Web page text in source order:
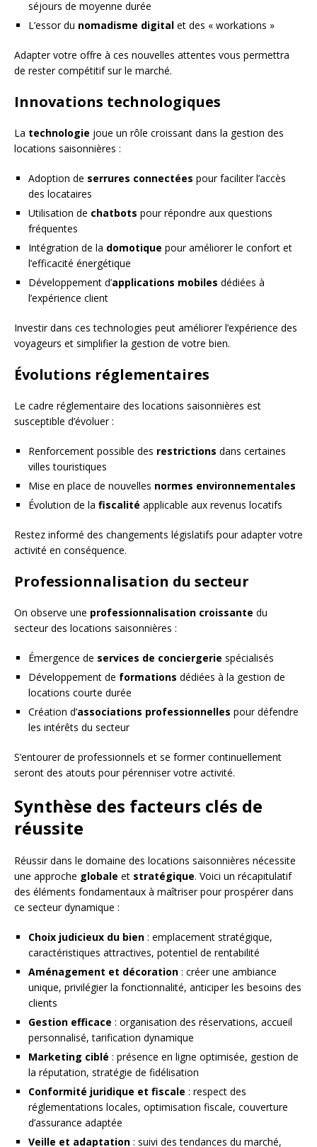
séjours de moyenne durée
L’essor du nomadisme digital et des « workations »
Adapter votre offre à ces nouvelles attentes vous permettra
de rester compétitif sur le marché.
Innovations technologiques
La technologie joue un rôle croissant dans la gestion des
locations saisonnières :
Adoption de serrures connectées pour faciliter l’accès
des locataires
Utilisation de chatbots pour répondre aux questions
fréquentes
Intégration de la domotique pour améliorer le confort et
l’efficacité énergétique
Développement d’applications mobiles dédiées à
l’expérience client
Investir dans ces technologies peut améliorer l’expérience des
voyageurs et simplifier la gestion de votre bien.
Évolutions réglementaires
Le cadre réglementaire des locations saisonnières est
susceptible d’évoluer :
Renforcement possible des restrictions dans certaines
villes touristiques
Mise en place de nouvelles normes environnementales
Évolution de la fiscalité applicable aux revenus locatifs
Restez informé des changements législatifs pour adapter votre
activité en conséquence.
Professionnalisation du secteur
On observe une professionnalisation croissante du
secteur des locations saisonnières :
Émergence de services de conciergerie spécialisés
Développement de formations dédiées à la gestion de
locations courte durée
Création d’associations professionnelles pour défendre
les intérêts du secteur
S’entourer de professionnels et se former continuellement
seront des atouts pour pérenniser votre activité.
Synthèse des facteurs clés de
réussite
Réussir dans le domaine des locations saisonnières nécessite
une approche globale et stratégique. Voici un récapitulatif
des éléments fondamentaux à maîtriser pour prospérer dans
ce secteur dynamique :
Choix judicieux du bien : emplacement stratégique,
caractéristiques attractives, potentiel de rentabilité
Aménagement et décoration : créer une ambiance
unique, privilégier la fonctionnalité, anticiper les besoins des
clients
Gestion efficace : organisation des réservations, accueil
personnalisé, tarification dynamique
Marketing ciblé : présence en ligne optimisée, gestion de
la réputation, stratégie de fidélisation
Conformité juridique et fiscale : respect des
réglementations locales, optimisation fiscale, couverture
d’assurance adaptée
Veille et adaptation : suivi des tendances du marché,